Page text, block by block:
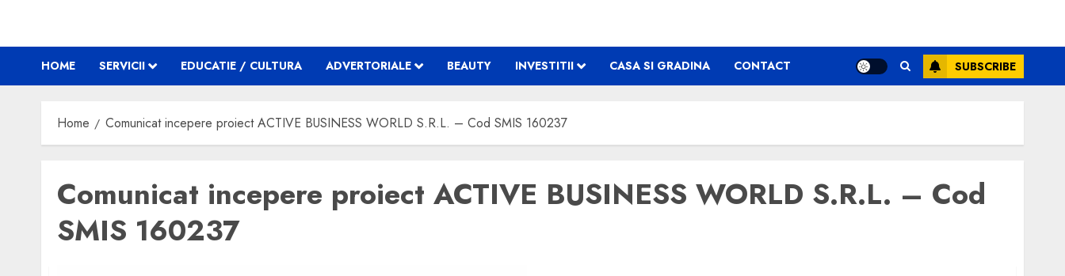
HOME SERVICII EDUCATIE / CULTURA ADVERTORIALE BEAUTY INVESTITII CASA SI GRADINA CONTACT SUBSCRIBE
Home Comunicat incepere proiect ACTIVE BUSINESS WORLD S.R.L. – Cod SMIS 160237
Comunicat incepere proiect ACTIVE BUSINESS WORLD S.R.L. – Cod
SMIS 160237